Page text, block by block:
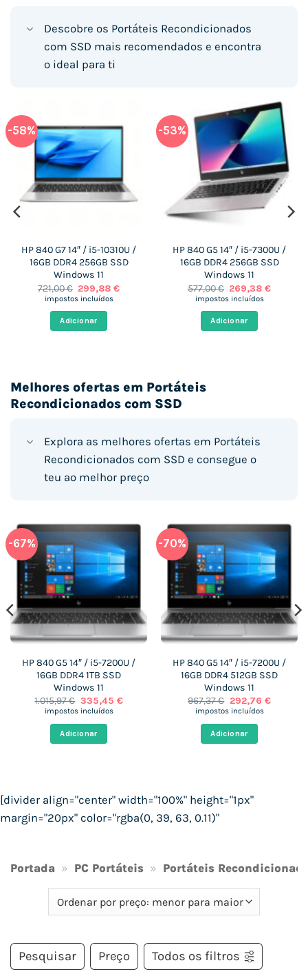
Descobre os Portáteis Recondicionados
com SSD mais recomendados e encontra
o ideal para ti
-58%
HP 840 G7 14″ / i5-10310U /
16GB DDR4 256GB SSD
Windows 11
721,00€ O
preço
era:
721,00 €.
299,88€O
impostos incluídos
Adicionar
-53%
HP 840 G5 14″ / i5-7300U /
16GB DDR4 256GB SSD
Windows 11
577,00€ O
preço
era:
577,00 €.
269,38€O
impostos incluídos
Adicionar
Melhores ofertas em Portáteis
Recondicionados com SSD
Explora as melhores ofertas em Portáteis
Recondicionados com SSD e consegue o
teu ao melhor preço
-67%
HP 840 G5 14″ / i5-7200U /
16GB DDR4 1TB SSD
Windows 11
1.015,97€ O
preço
1.015,97 €.
335,45 €O
impostos incluídos
Adicionar
-70%
HP 840 G5 14″ / i5-7200U /
16GB DDR4 512GB SSD
Windows 11
967,37€ O
preço
era:
967,37 €.
292,76 €O
impostos incluídos
Adicionar
[divider align="center" width="100%" height="1px"
margin="20px" color="rgba(0, 39, 63, 0.11)"
Portada » PC Portáteis » Portáteis
Pesquisar Preço Todos os filtros